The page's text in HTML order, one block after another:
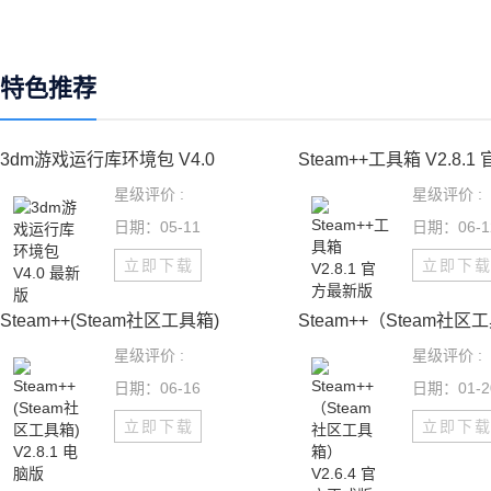
特色推荐
3dm游戏运行库环境包 V4.0
星级评价 :
日期：05-11
立即下载
Steam++工具箱 V2.8.1
星级评价 :
日期：06-
立即下载
Steam++(Steam社区工具箱)
星级评价 :
日期：06-16
立即下载
Steam++（Steam社区
星级评价 :
日期：01-
立即下载